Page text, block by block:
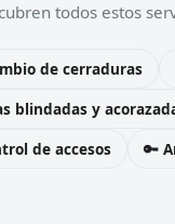
todos estos
de cerraduras
blindadas y
de accesos
🔑